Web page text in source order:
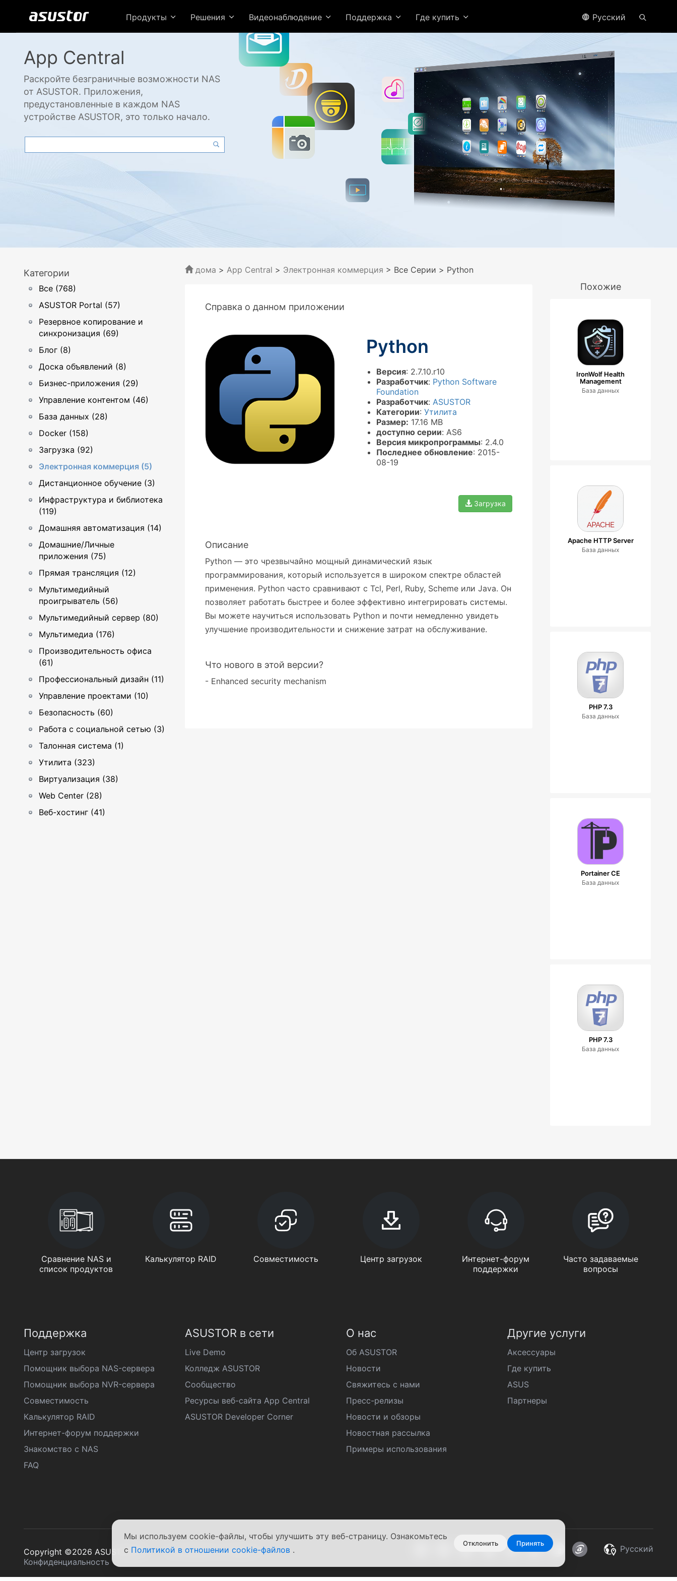
Мы используем cookie-файлы, чтобы улучшить эту веб-страницу. Ознакомьтесь
с Политикой в отношении cookie-файлов .
Отклонить Принять
Продукты Решения Видеонаблюдение Поддержка Где купить Pусский
App Central
Раскройте безграничные возможности NAS
от ASUSTOR. Приложения,
предустановленные в каждом NAS
устройстве ASUSTOR, это только начало.
Категории
Все (768)
ASUSTOR Portal (57)
Резервное копирование и
синхронизация (69)
Блог (8)
Доска объявлений (8)
Бизнес-приложения (29)
Управление контентом (46)
База данных (28)
Docker (158)
Загрузка (92)
Электронная коммерция (5)
Дистанционное обучение (3)
Инфраструктура и библиотека
(119)
Домашняя автоматизация (14)
Домашние/Личные
приложения (75)
Прямая трансляция (12)
Мультимедийный
проигрыватель (56)
Мультимедийный сервер (80)
Мультимедиа (176)
Производительность офиса
(61)
Профессиональный дизайн (11)
Управление проектами (10)
Безопасность (60)
Работа с социальной сетью (3)
Талонная система (1)
Утилита (323)
Виртуализация (38)
Web Center (28)
Веб-хостинг (41)
дома > App Central > Электронная коммерция > Все Серии > Python
Справка о данном приложении
Python
Версия: 2.7.10.r10
Разработчик: Python Software
Foundation
Разработчик: ASUSTOR
Категории: Утилита
Размер: 17.16 MB
доступно серии: AS6
Версия микропрограммы: 2.4.0
Последнее обновление: 2015-
08-19
Загрузка
Описание
Python — это чрезвычайно мощный динамический язык
программирования, который используется в широком спектре областей
применения. Python часто сравнивают с Tcl, Perl, Ruby, Scheme или Java. Он
позволяет работать быстрее и более эффективно интегрировать системы.
Вы можете научиться использовать Python и почти немедленно увидеть
улучшение производительности и снижение затрат на обслуживание.
Что нового в этой версии?
- Enhanced security mechanism
Похожие
IronWolf Health
Management
База данных
Apache HTTP Server
База данных
PHP 7.3
База данных
Portainer CE
База данных
PHP 7.3
База данных
Сравнение NAS и
список продуктов
Калькулятор RAID Совместимость Центр загрузок
Интернет-форум
поддержки
Часто задаваемые
вопросы
Поддержка
Центр загрузок
Помощник выбора NAS-сервера
Помощник выбора NVR-сервера
Совместимость
Калькулятор RAID
Интернет-форум поддержки
Знакомство с NAS
FAQ
ASUSTOR в сети
Live Demo
Колледж ASUSTOR
Сообщество
Ресурсы веб-сайта App Central
ASUSTOR Developer Corner
О нас
Об ASUSTOR
Новости
Свяжитесь с нами
Пресс-релизы
Новости и обзоры
Новостная рассылка
Примеры использования
Другие услуги
Аксессуары
Где купить
ASUS
Партнеры
Pусский
Copyright ©2026 ASUSTOR Inc. Положения и условия |
Конфиденциальность